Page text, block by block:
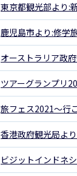
東京都観光部より:
鹿児島市より:修学
オーストラリア政
ツアーグランプリ
旅フェス2021～行
香港政府観光局よ
ビジットインドネ